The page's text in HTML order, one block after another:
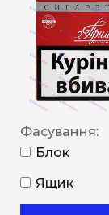
Фасування:
Блок
Ящик